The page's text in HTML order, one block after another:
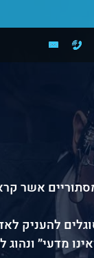
אשר
להעניק
מדעי״ ונהוג